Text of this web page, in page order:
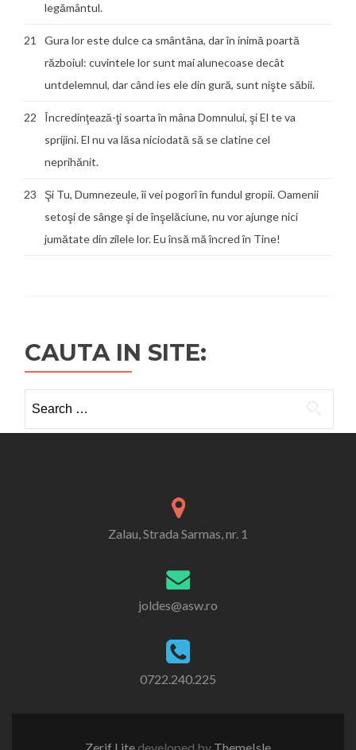
legământul.
21
Gura lor este dulce ca smântâna, dar în inimă poartă
războiul: cuvintele lor sunt mai alunecoase decât
untdelemnul, dar când ies ele din gură, sunt nişte săbii.
22
Încredinţează-ţi soarta în mâna Domnului, şi El te va
sprijini. El nu va lăsa niciodată să se clatine cel
neprihănit.
23
Şi Tu, Dumnezeule, îi vei pogorî în fundul gropii. Oamenii
setoşi de sânge şi de înşelăciune, nu vor ajunge nici
jumătate din zilele lor. Eu însă mă încred în Tine!
CAUTA IN SITE:
for:
Zalau, Strada Sarmas, nr. 1
joldes@asw.ro
0722.240.225